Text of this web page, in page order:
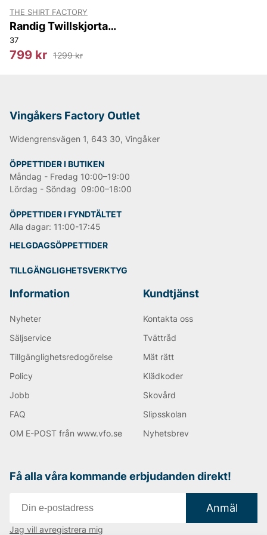
THE SHIRT FACTORY
Randig Twillskjorta
Jermyn St.Slim Fit
37
799 kr 1299 kr
Vingåkers Factory Outlet
Widengrensvägen 1, 643 30, Vingåker
ÖPPETTIDER I BUTIKEN
Måndag - Fredag 10:00–19:00
Lördag - Söndag 09:00–18:00
ÖPPETTIDER I FYNDTÄLTET
Alla dagar: 11:00-17:45
HELGDAGSÖPPETTIDER
TILLGÄNGLIGHETSVERKTYG
Information
Nyheter
Säljservice
Tillgänglighetsredogörelse
Policy
Jobb
FAQ
OM E-POST från www.vfo.se
Kundtjänst
Kontakta oss
Tvättråd
Mät rätt
Klädkoder
Skovård
Slipsskolan
Nyhetsbrev
Få alla våra kommande erbjudanden direkt!
Anmäl
Jag vill avregistrera mig